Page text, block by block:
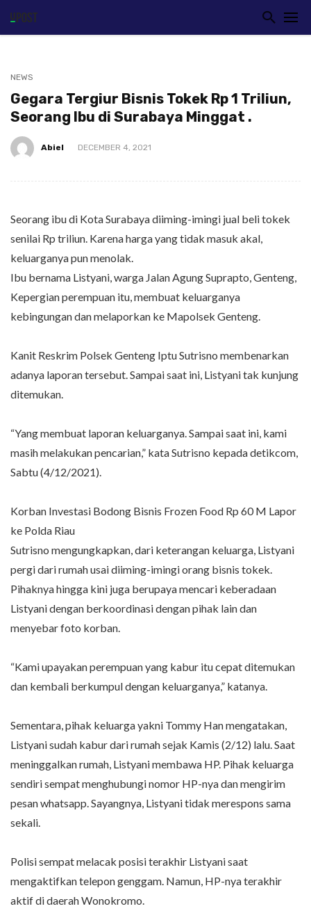
NEWS
Gegara Tergiur Bisnis Tokek Rp 1 Triliun,
Seorang Ibu di Surabaya Minggat .
Abiel DECEMBER 4, 2021
Seorang ibu di Kota Surabaya diiming-imingi jual beli tokek
senilai Rp triliun. Karena harga yang tidak masuk akal,
keluarganya pun menolak.
Ibu bernama Listyani, warga Jalan Agung Suprapto, Genteng,
Kepergian perempuan itu, membuat keluarganya
kebingungan dan melaporkan ke Mapolsek Genteng.
Kanit Reskrim Polsek Genteng Iptu Sutrisno membenarkan
adanya laporan tersebut. Sampai saat ini, Listyani tak kunjung
ditemukan.
“Yang membuat laporan keluarganya. Sampai saat ini, kami
masih melakukan pencarian,” kata Sutrisno kepada detikcom,
Sabtu (4/12/2021).
Korban Investasi Bodong Bisnis Frozen Food Rp 60 M Lapor
ke Polda Riau
Sutrisno mengungkapkan, dari keterangan keluarga, Listyani
pergi dari rumah usai diiming-imingi orang bisnis tokek.
Pihaknya hingga kini juga berupaya mencari keberadaan
Listyani dengan berkoordinasi dengan pihak lain dan
menyebar foto korban.
“Kami upayakan perempuan yang kabur itu cepat ditemukan
dan kembali berkumpul dengan keluarganya,” katanya.
Sementara, pihak keluarga yakni Tommy Han mengatakan,
Listyani sudah kabur dari rumah sejak Kamis (2/12) lalu. Saat
meninggalkan rumah, Listyani membawa HP. Pihak keluarga
sendiri sempat menghubungi nomor HP-nya dan mengirim
pesan whatsapp. Sayangnya, Listyani tidak merespons sama
sekali.
Polisi sempat melacak posisi terakhir Listyani saat
mengaktifkan telepon genggam. Namun, HP-nya terakhir
aktif di daerah Wonokromo.